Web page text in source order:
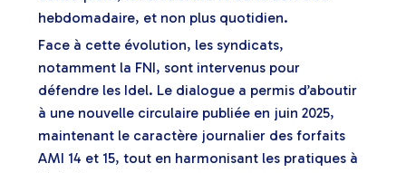
hebdomadaire, et non plus quotidien.
Face à cette évolution, les syndicats,
notamment la FNI, sont intervenus pour
défendre les Idel. Le dialogue a permis d’aboutir
à une nouvelle circulaire publiée en juin 2025,
maintenant le caractère journalier des forfaits
AMI 14 et 15, tout en harmonisant les pratiques à